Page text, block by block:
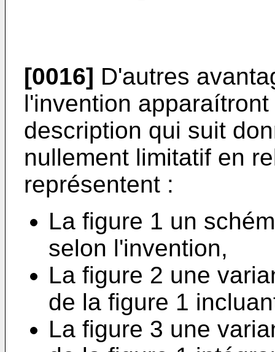
[0016] D'autres
l'invention
description qui suit
nullement limitatif en
représentent :
La figure 1 un
selon l'invention,
La figure 2 une
de la figure 1
La figure 3 une